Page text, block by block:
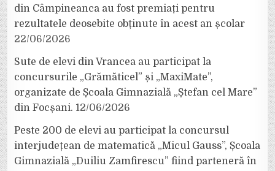
din Câmpineanca au fost premiați pentru
rezultatele deosebite obținute în acest an școlar
22/06/2026
Sute de elevi din Vrancea au participat la
concursurile „Grămăticel” și „MaxiMate”,
organizate de Școala Gimnazială „Ștefan cel Mare”
din Focșani. 12/06/2026
Peste 200 de elevi au participat la concursul
interjudețean de matematică „Micul Gauss”, Școala
Gimnazială „Duiliu Zamfirescu” fiind parteneră în